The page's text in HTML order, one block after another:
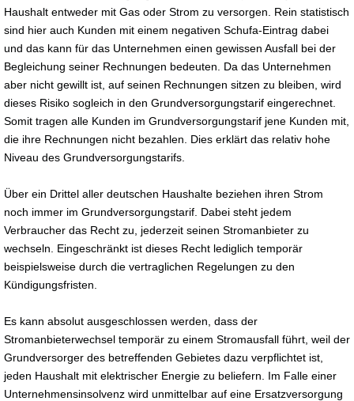
Haushalt entweder mit Gas oder Strom zu versorgen. Rein statistisch
sind hier auch Kunden mit einem negativen Schufa-Eintrag dabei
und das kann für das Unternehmen einen gewissen Ausfall bei der
Begleichung seiner Rechnungen bedeuten. Da das Unternehmen
aber nicht gewillt ist, auf seinen Rechnungen sitzen zu bleiben, wird
dieses Risiko sogleich in den Grundversorgungstarif eingerechnet.
Somit tragen alle Kunden im Grundversorgungstarif jene Kunden mit,
die ihre Rechnungen nicht bezahlen. Dies erklärt das relativ hohe
Niveau des Grundversorgungstarifs.
Über ein Drittel aller deutschen Haushalte beziehen ihren Strom
noch immer im Grundversorgungstarif. Dabei steht jedem
Verbraucher das Recht zu, jederzeit seinen Stromanbieter zu
wechseln. Eingeschränkt ist dieses Recht lediglich temporär
beispielsweise durch die vertraglichen Regelungen zu den
Kündigungsfristen.
Es kann absolut ausgeschlossen werden, dass der
Stromanbieterwechsel temporär zu einem Stromausfall führt, weil der
Grundversorger des betreffenden Gebietes dazu verpflichtet ist,
jeden Haushalt mit elektrischer Energie zu beliefern. Im Falle einer
Unternehmensinsolvenz wird unmittelbar auf eine Ersatzversorgung